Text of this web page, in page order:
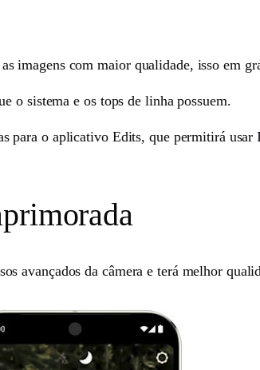
imagens com maior qualidade, isso em
o sistema e os tops de linha possuem.
para o aplicativo Edits, que permitirá
avançados da câmera e terá melhor